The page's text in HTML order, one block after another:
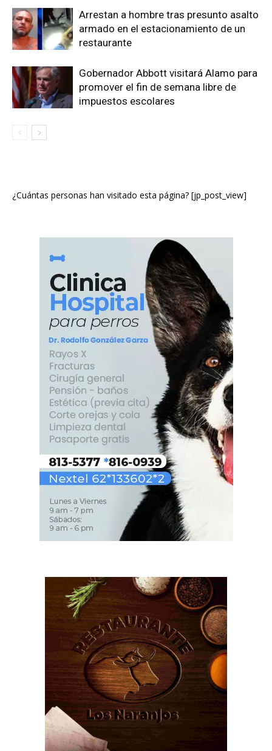
Arrestan a hombre tras presunto asalto
armado en el estacionamiento de un
restaurante
Gobernador Abbott visitará Alamo para
promover el fin de semana libre de
impuestos escolares
¿Cuántas personas han visitado esta página? [jp_post_view]